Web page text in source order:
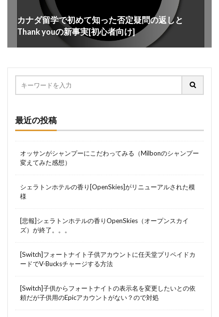
カナダ留学で初めて知った否定疑問の返しと
Thank youの新事実[初心者向け]
最近の投稿
オッサンがシャンプーにこだわってみる（Milbonのシャンプー
変えてみた感想）
シェラトンホテルの香り[OpenSkies]がリニューアルされた模
様
[悲報]シェラトンホテルの香りOpenSkies（オープンスカイ
ズ）が終了。。。
[Switch]フォートナイト子供アカウントに任天堂プリペイドカ
ードでV-Bucksチャージする方法
[Switch]子供からフォートナイトの表示名を変更したいとの依
頼だが子供用のEpicアカウントがない？ので対処